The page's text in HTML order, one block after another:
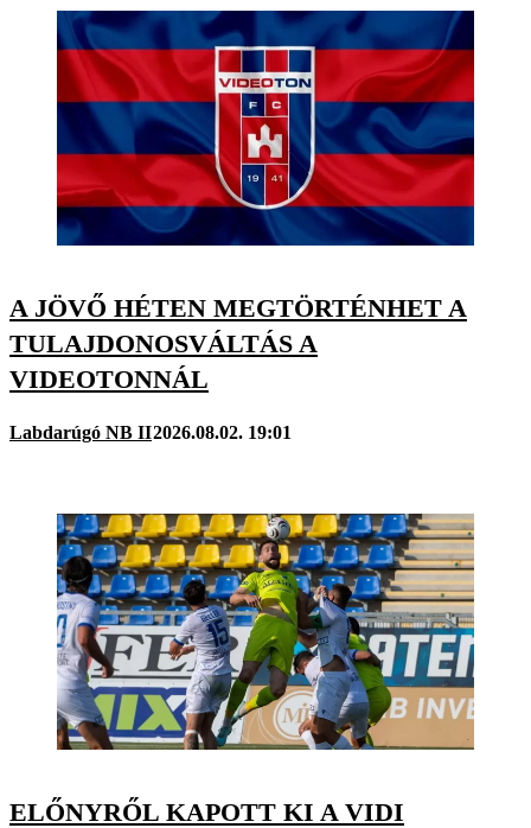
A JÖVŐ HÉTEN MEGTÖRTÉNHET A
TULAJDONOSVÁLTÁS A
VIDEOTONNÁL
Labdarúgó NB II2026.08.02. 19:01
ELŐNYRŐL KAPOTT KI A VIDI